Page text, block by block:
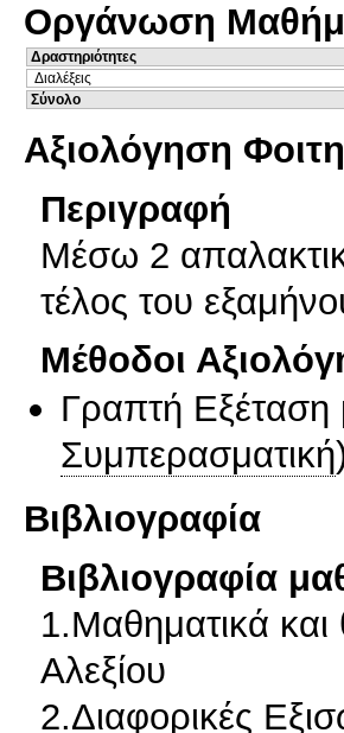
Οργάνωση
Δραστηριότητες
Διαλέξεις
Σύνολο
Αξιολόγηση
Περιγραφή
Μέσω 2
τέλος του
Μέθοδοι
Γραπτή
Συμπερασματική
Βιβλιογραφία
Βιβλιογραφία
1.Μαθηματικά
Αλεξίου
2.Διαφορικές